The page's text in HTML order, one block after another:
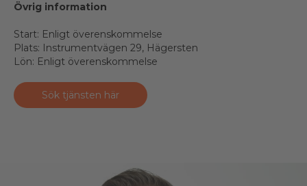
Övrig information
Start: Enligt överenskommelse
Plats: Instrumentvägen 29, Hägersten
Lön: Enligt överenskommelse
Sök tjänsten här